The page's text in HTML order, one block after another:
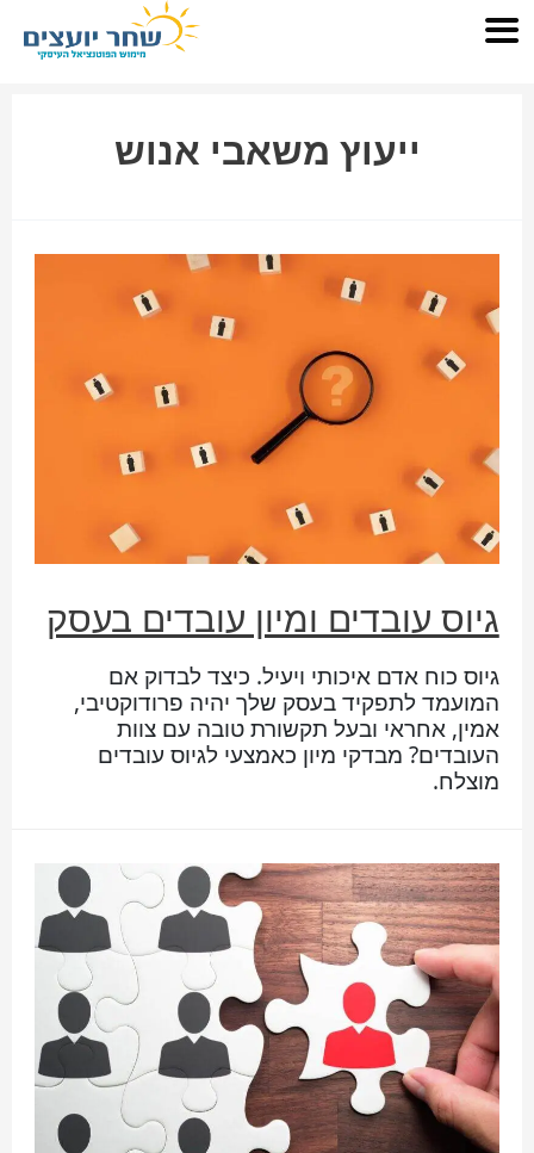
ייעוץ משאבי אנוש
גיוס עובדים ומיון עובדים בעסק
גיוס כוח אדם איכותי ויעיל. כיצד לבדוק אם
המועמד לתפקיד בעסק שלך יהיה פרודוקטיבי,
אמין, אחראי ובעל תקשורת טובה עם צוות
העובדים? מבדקי מיון כאמצעי לגיוס עובדים
מוצלח.